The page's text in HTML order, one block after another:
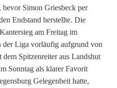
Simon Griesbeck per
Endstand herstellte. Die
am Freitag im
der Liga vorläufig aufgrund von
Spitzenreiter aus Landshut
Sonntag als klarer Favorit
Gelegenheit hatte,